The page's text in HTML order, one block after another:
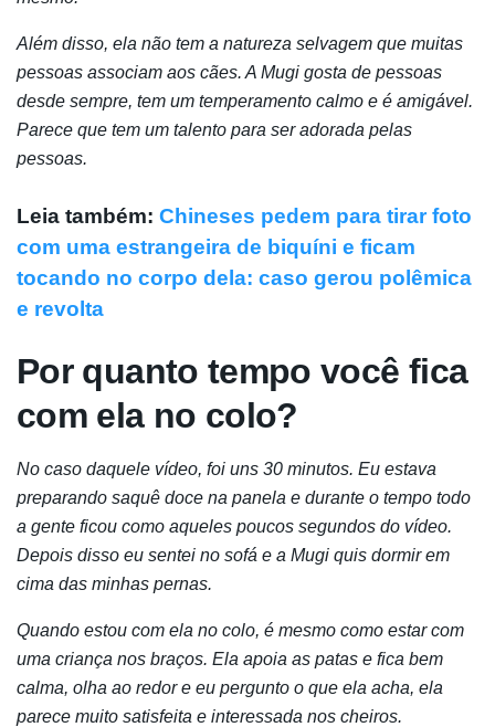
Além disso, ela não tem a natureza selvagem que muitas
pessoas associam aos cães. A Mugi gosta de pessoas
desde sempre, tem um temperamento calmo e é amigável.
Parece que tem um talento para ser adorada pelas
pessoas.
Leia também: Chineses pedem para tirar foto
com uma estrangeira de biquíni e ficam
tocando no corpo dela: caso gerou polêmica
e revolta
Por quanto tempo você fica
com ela no colo?
No caso daquele vídeo, foi uns 30 minutos. Eu estava
preparando saquê doce na panela e durante o tempo todo
a gente ficou como aqueles poucos segundos do vídeo.
Depois disso eu sentei no sofá e a Mugi quis dormir em
cima das minhas pernas.
Quando estou com ela no colo, é mesmo como estar com
uma criança nos braços. Ela apoia as patas e fica bem
calma, olha ao redor e eu pergunto o que ela acha, ela
parece muito satisfeita e interessada nos cheiros.